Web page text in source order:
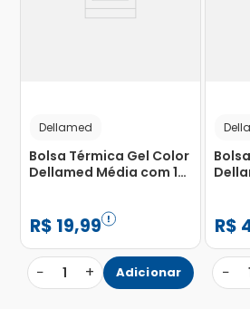
Dellamed
Bolsa Térmica Gel Color
Dellamed Média com 1
R$ 19,99
− 1 + Adicionar
R$
−